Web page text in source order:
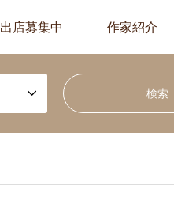
出店募集中 作家紹介